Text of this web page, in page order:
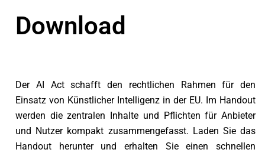
Download
Der AI Act schafft den rechtlichen Rahmen für den
Einsatz von Künstlicher Intelligenz in der EU. Im Handout
werden die zentralen Inhalte und Pflichten für Anbieter
und Nutzer kompakt zusammengefasst. Laden Sie das
Handout herunter und erhalten Sie einen schnellen